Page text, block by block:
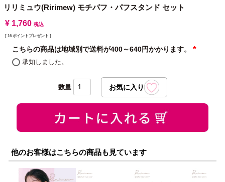
リリミュウ(Ririmew) モチパフ・パフスタンド セット
¥ 1,760 税込
[ 16 ポイントプレゼント ]
こちらの商品は地域別で送料が400～640円かかります。
承知しました。
他のお客様はこちらの商品も見ています